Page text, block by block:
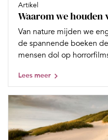
Artikel
Waarom we
Van nature mijden we
de spannende boeken
mensen dol op
Lees meer